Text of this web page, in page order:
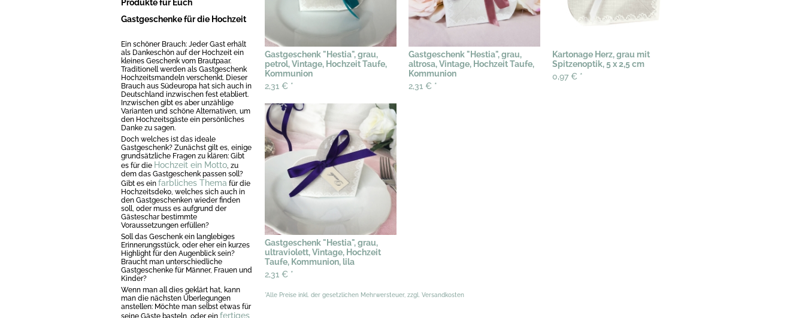
Produkte für Euch
Gastgeschenke für die Hochzeit
Ein schöner Brauch: Jeder Gast erhält
als Dankeschön auf der Hochzeit ein
kleines Geschenk vom Brautpaar.
Traditionell werden als Gastgeschenk
Hochzeitsmandeln verschenkt. Dieser
Brauch aus Südeuropa hat sich auch in
Deutschland inzwischen fest etabliert.
Inzwischen gibt es aber unzählige
Varianten und schöne Alternativen, um
den Hochzeitsgäste ein persönliches
Danke zu sagen.
Doch welches ist das ideale
Gastgeschenk? Zunächst gilt es, einige
grundsätzliche Fragen zu klären: Gibt
es für die Hochzeit ein Motto, zu
dem das Gastgeschenk passen soll?
Gibt es ein farbliches Thema für die
Hochzeitsdeko, welches sich auch in
den Gastgeschenken wieder finden
soll, oder muss es aufgrund der
Gästeschar bestimmte
Voraussetzungen erfüllen?
Soll das Geschenk ein langlebiges
Erinnerungsstück, oder eher ein kurzes
Highlight für den Augenblick sein?
Braucht man unterschiedliche
Gastgeschenke für Männer, Frauen und
Kinder?
Wenn man all dies geklärt hat, kann
man die nächsten Überlegungen
anstellen: Möchte man selbst etwas für
seine Gäste basteln, oder ein fertiges
Gastgeschenk "Hestia", grau,
petrol, Vintage, Hochzeit Taufe,
Kommunion
2,31 € *
Gastgeschenk "Hestia", grau,
altrosa, Vintage, Hochzeit Taufe,
Kommunion
2,31 € *
Kartonage Herz, grau mit
Spitzenoptik, 5 x 2,5 cm
0,97 € *
Gastgeschenk "Hestia", grau,
ultraviolett, Vintage, Hochzeit
Taufe, Kommunion, lila
2,31 € *
*Alle Preise inkl. der gesetzlichen Mehrwersteuer, zzgl. Versandkosten